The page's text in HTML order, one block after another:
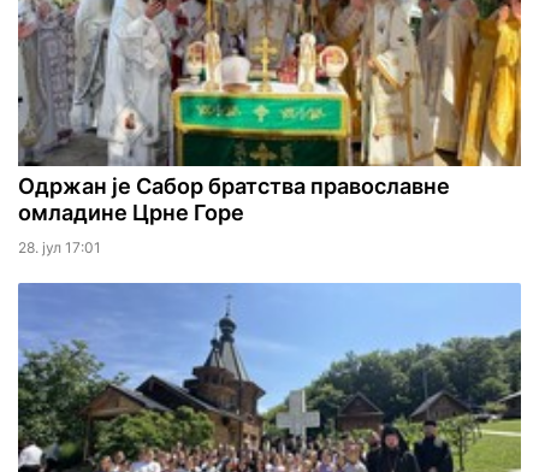
Одржан је Сабор братства православне
омладине Црне Горе
28. јул 17:01